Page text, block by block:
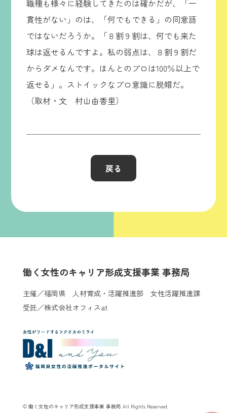
職種も様々に経験してきたのは確かだが、「一
貫性がない」のは、「何でもできる」の同意語
ではないだろうか。「８割９割は、何でも来た
球は返せるんですよ。私の弱点は、８割９割だ
からダメなんです。ほんとのプロは100％以上で
返せる」。ストイックなプロ意識に脱帽だ。
（取材・文 村山由香里）
戻る
働く女性のキャリア形成支援事業 事務局
主催／福岡県 人材育成・活躍推進部 女性活躍推進課
受託／株式会社オフィスat
© 働く女性のキャリア形成支援事業 事務局 All Rights Reserved.